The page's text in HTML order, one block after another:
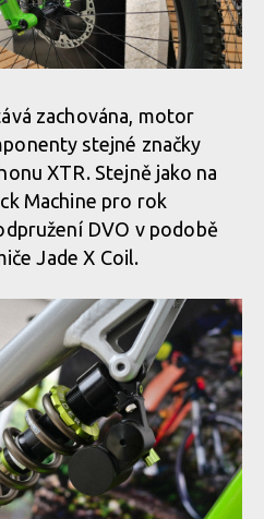
zachována, motor
stejné značky
XTR. Stejně jako na
Machine pro rok
DVO v podobě
Jade X Coil.